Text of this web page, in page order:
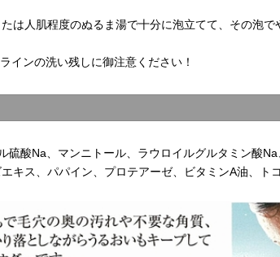
は人肌程度のぬるま湯で十分に泡立てて、その泡で
インの洗い残しに御注意ください！
硫酸Na、マンニトール、ラウロイルグルタミン酸
キス、パパイン、プロテアーゼ、ビタミンA油、ト